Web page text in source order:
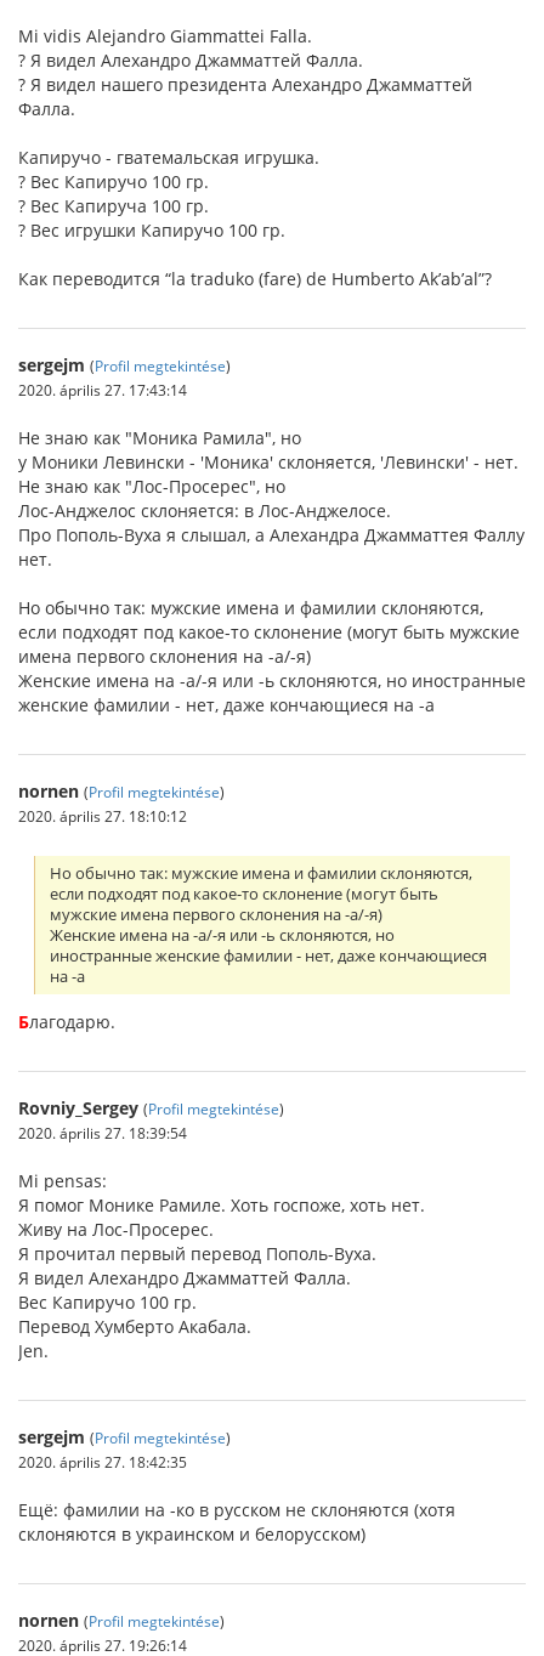
Mi vidis Alejandro Giammattei Falla.
? Я видел Алехандро Джамматтей Фалла.
? Я видел нашего президента Алехандро Джамматтей
Фалла.
Капиручо - гватемальская игрушка.
? Вес Капиручо 100 гр.
? Вес Капируча 100 гр.
? Вес игрушки Капиручo 100 гр.
Как переводится “la traduko (fare) de Humberto Ak’ab’al”?
sergejm (Profil megtekintése)
2020. április 27. 17:43:14
Не знаю как "Моника Рамила", но
у Моники Левински - 'Моника' склоняется, 'Левински' - нет.
Не знаю как "Лос-Просерес", но
Лос-Анджелос склоняется: в Лос-Анджелосе.
Про Пополь-Вуха я слышал, а Алехандра Джамматтея Фаллу
нет.
Но обычно так: мужские имена и фамилии склоняются,
если подходят под какое-то склонение (могут быть мужские
имена первого склонения на -а/-я)
Женские имена на -а/-я или -ь склоняются, но иностранные
женские фамилии - нет, даже кончающиеся на -а
nornen (Profil megtekintése)
2020. április 27. 18:10:12
Но обычно так: мужские имена и фамилии склоняются,
если подходят под какое-то склонение (могут быть
мужские имена первого склонения на -а/-я)
Женские имена на -а/-я или -ь склоняются, но
иностранные женские фамилии - нет, даже кончающиеся
на -а
Благодарю.
Rovniy_Sergey (Profil megtekintése)
2020. április 27. 18:39:54
Mi pensas:
Я помог Монике Рамиле. Хоть госпоже, хоть нет.
Живу на Лос-Просерес.
Я прочитал первый перевод Пополь-Вуха.
Я видел Алехандро Джамматтей Фалла.
Вес Капиручо 100 гр.
Перевод Хумберто Акабала.
Jen.
sergejm (Profil megtekintése)
2020. április 27. 18:42:35
Ещё: фамилии на -ко в русском не склоняются (хотя
склоняются в украинском и белорусском)
nornen (Profil megtekintése)
2020. április 27. 19:26:14